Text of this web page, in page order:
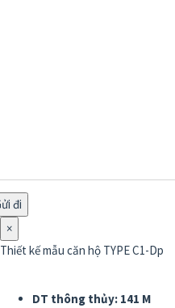
×
Thiết kế mẫu căn hộ TYPE C1-Dp
DT thông thủy: 141 M